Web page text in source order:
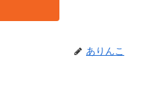
ありんこ